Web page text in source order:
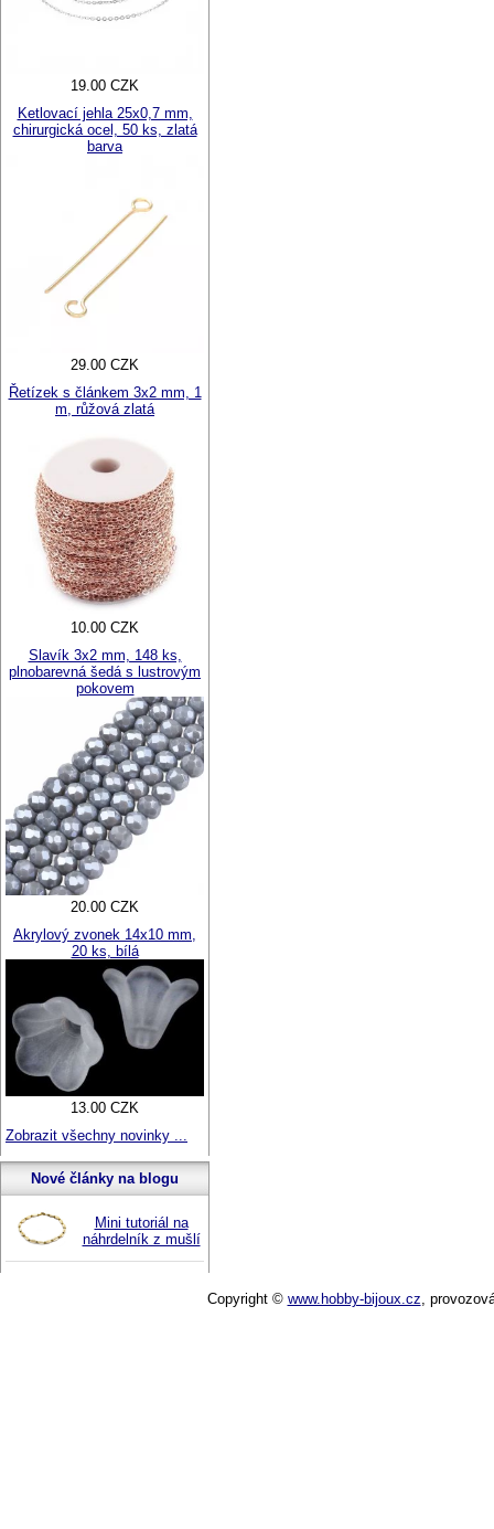
19.00 CZK
Ketlovací jehla 25x0,7 mm,
chirurgická ocel, 50 ks, zlatá
barva
29.00 CZK
Řetízek s článkem 3x2 mm, 1
m, růžová zlatá
10.00 CZK
Slavík 3x2 mm, 148 ks,
plnobarevná šedá s lustrovým
pokovem
20.00 CZK
Akrylový zvonek 14x10 mm,
20 ks, bílá
13.00 CZK
Zobrazit všechny novinky ...
Nové články na blogu
Mini tutoriál na
náhrdelník z mušlí
Copyright © www.hobby-bijoux.cz